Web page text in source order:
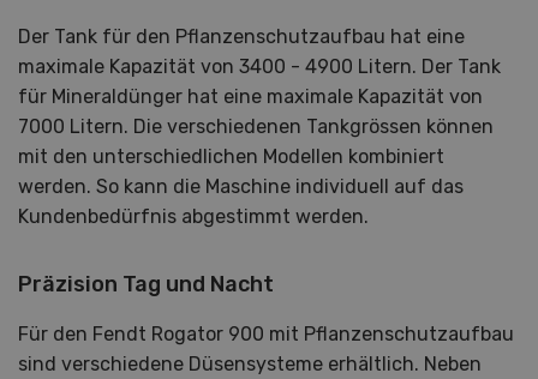
Der Tank für den Pflanzenschutzaufbau hat eine
maximale Kapazität von 3400 - 4900 Litern. Der Tank
für Mineraldünger hat eine maximale Kapazität von
7000 Litern. Die verschiedenen Tankgrössen können
mit den unterschiedlichen Modellen kombiniert
werden. So kann die Maschine individuell auf das
Kundenbedürfnis abgestimmt werden.
Präzision Tag und Nacht
Für den Fendt Rogator 900 mit Pflanzenschutzaufbau
sind verschiedene Düsensysteme erhältlich. Neben